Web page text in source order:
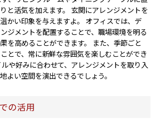
と活気を加えます。 玄関にアレンジメントを
かい印象を与えますよ。 オフィスでは、デ
ジメントを配置することで、職場環境を明る
を高めることができます。 また、季節ごと
とで、常に新鮮な雰囲気を楽しむことができ
や好みに合わせて、アレンジメントを取り入
よい空間を演出できるでしょう。
の活用